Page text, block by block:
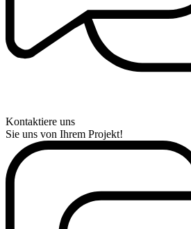
Kontaktiere uns
Sie uns von Ihrem Projekt!